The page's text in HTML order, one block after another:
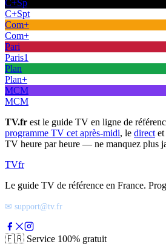
C+Sp
C+Spt
Com+
Com+
Pari
Paris1
Plan
Plan+
MCM
MCM
TV.fr est le guide TV en ligne de
programme TV cet après-midi, le direct
TV heure par heure — ne manquez plus
TVfr
Le guide TV de référence en France.
✉ support@tv.fr
🇫🇷 Service 100% gratuit